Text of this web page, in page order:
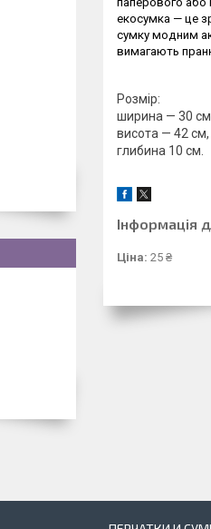
екосумка — це
сумку модним
вимагають
Розмір:
ширина — 30 см.
висота — 42 см,
глибина 10 см.
Інформація
Ціна: 25 ₴